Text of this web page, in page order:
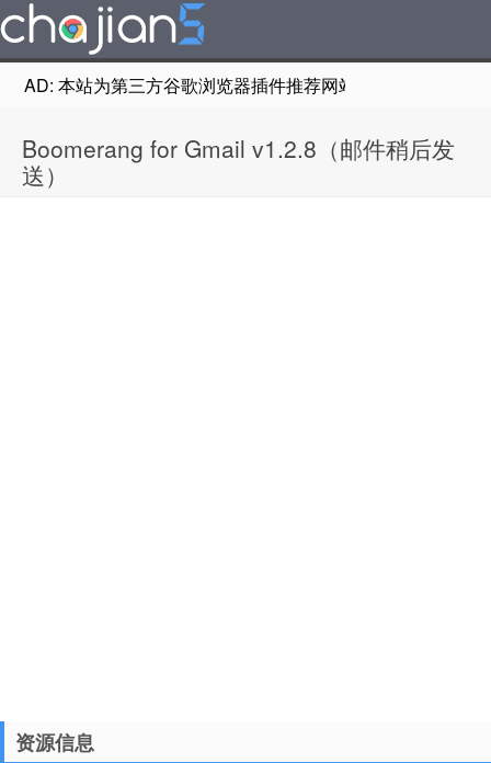
AD: 本站为第三方谷歌浏览器插件推荐网站，非Google
Boomerang for Gmail v1.2.8（邮件稍后发
送）
资源信息